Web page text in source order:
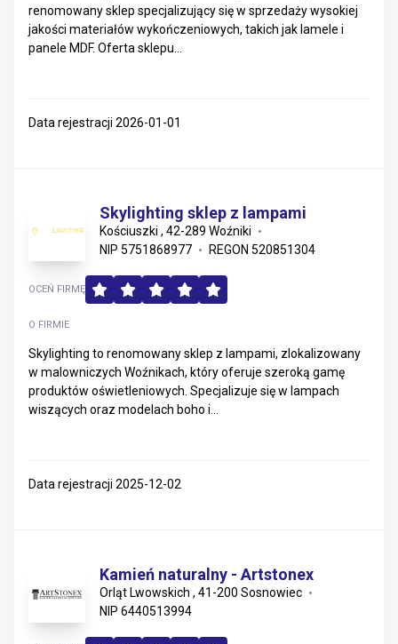
renomowany sklep specjalizujący się w sprzedaży wysokiej
jakości materiałów wykończeniowych, takich jak lamele i
panele MDF. Oferta sklepu...
Data rejestracji 2026-01-01
Skylighting sklep z lampami
Kościuszki , 42-289 Woźniki
NIP 5751868977
REGON 520851304
O FIRMIE
Skylighting to renomowany sklep z lampami, zlokalizowany
w malowniczych Woźnikach, który oferuje szeroką gamę
produktów oświetleniowych. Specjalizuje się w lampach
wiszących oraz modelach boho i...
OCEŃ FIRMĘ
Data rejestracji 2025-12-02
Kamień naturalny - Artstonex
Orląt Lwowskich , 41-200 Sosnowiec
NIP 6440513994